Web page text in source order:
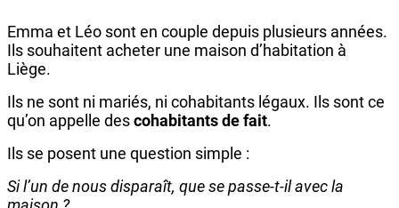
Emma et Léo sont en couple depuis plusieurs années.
Ils souhaitent acheter une maison d’habitation à
Liège.
Ils ne sont ni mariés, ni cohabitants légaux. Ils sont ce
qu’on appelle descohabitants de fait.
Ils se posent une question simple :
Si l’un de nous disparaît, que se passe-t-il avec la